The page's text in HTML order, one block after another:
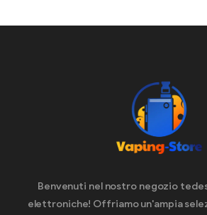
Benvenuti nel nostro negozio
elettroniche! Offriamo un'ampia